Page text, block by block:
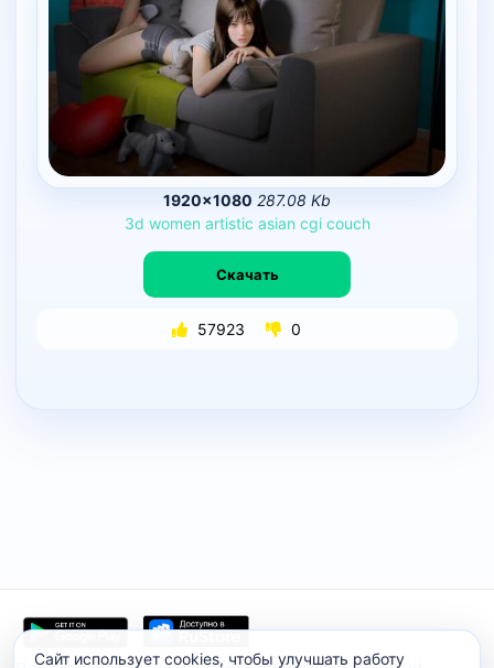
1920×1080 287.08 Kb
3d women artistic asian cgi couch
Скачать
57923 0
Сайт использует cookies, чтобы улучшать работу